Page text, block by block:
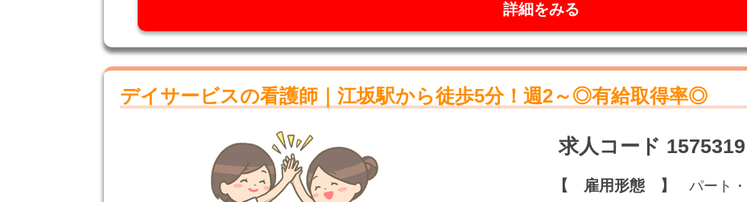
詳細をみる
デイサービスの看護師｜江坂駅から徒歩5分！週2～◎有給取得率◎
求人コード 1575319
【 雇用形態 】 パート